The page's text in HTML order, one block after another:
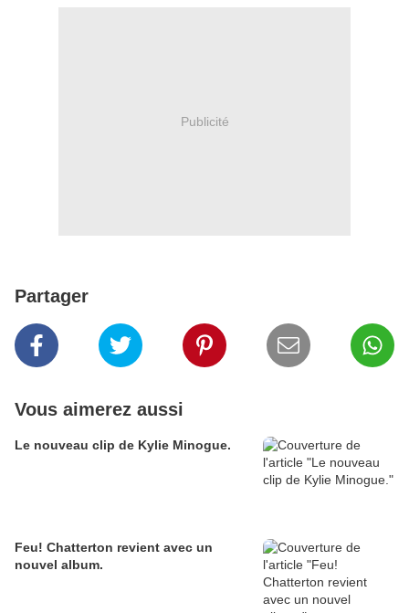
Publicité
Partager
Vous aimerez aussi
Le nouveau clip de Kylie Minogue.
Feu! Chatterton revient avec un
nouvel album.